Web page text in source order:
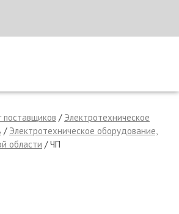
торгово-промышленный портал
поставщиков / Электротехническое
/ Электротехническое оборудование,
области / ЧП